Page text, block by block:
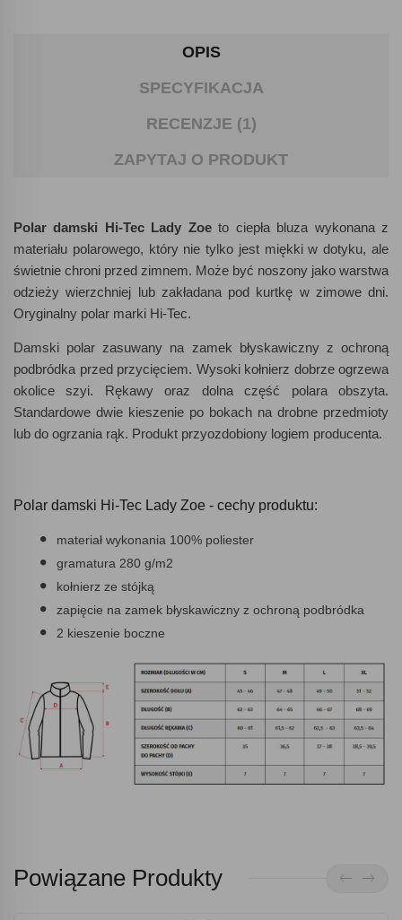
OPIS
SPECYFIKACJA
RECENZJE (1)
ZAPYTAJ O PRODUKT
Polar damski Hi-Tec Lady Zoeto ciepła bluza wykonana z
materiału polarowego, który nie tylko jest miękki w dotyku, ale
świetnie chroni przed zimnem. Może być noszony jako warstwa
odzieży wierzchniej lub zakładana pod kurtkę w zimowe dni.
Oryginalny polar marki Hi-Tec.
Damski polar zasuwany na zamek błyskawiczny z ochroną
podbródka przed przycięciem. Wysoki kołnierz dobrze ogrzewa
okolice szyi. Rękawy oraz dolna część polara obszyta.
Standardowe dwie kieszenie po bokach na drobne przedmioty
lub do ogrzania rąk. Produkt przyozdobiony logiem producenta.
Polar damski Hi-Tec Lady Zoe - cechy produktu:
materiał wykonania 100% poliester
gramatura 280 g/m2
kołnierz ze stójką
zapięcie na zamek błyskawiczny z ochroną podbródka
2 kieszenie boczne
Powiązane Produkty